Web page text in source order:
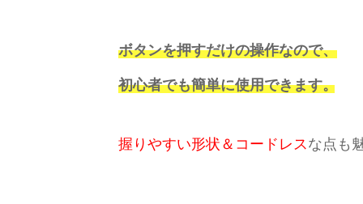
ボタンを押すだけの操作なので、
初心者でも簡単に使用できます。
握りやすい形状＆コードレスな点も